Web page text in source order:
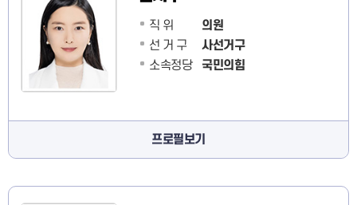
직 위
의원
선 거 구
사선거구
소속정당
국민의힘
프로필보기